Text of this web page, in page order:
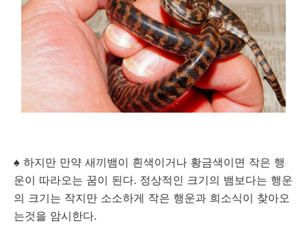
♠ 하지만 만약 새끼뱀이 흰색이거나 황금색이면 작은 행
운이 따라오는 꿈이 된다. 정상적인 크기의 뱀보다는 행운
의 크기는 작지만 소소하게 작은 행운과 희소식이 찾아오
는것을 암시한다.